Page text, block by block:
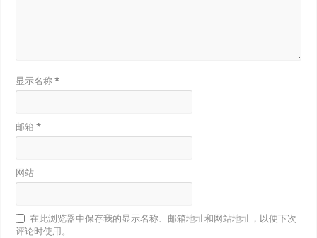
显示名称*
邮箱*
网站
在此浏览器中保存我的显示名称、邮箱地址和网站地址，以便下次
评论时使用。